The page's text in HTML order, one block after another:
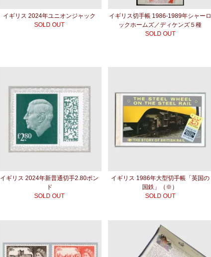
イギリス 2024年ユニオンジャック
SOLD OUT
イギリス切手帳 1986-1989年シャーロ
ックホームズ／ディケンズ５種
SOLD OUT
イギリス 2024年新普通切手2.80ポン
ド
SOLD OUT
イギリス 1986年大型切手帳「英国の
国鉄」（※）
SOLD OUT